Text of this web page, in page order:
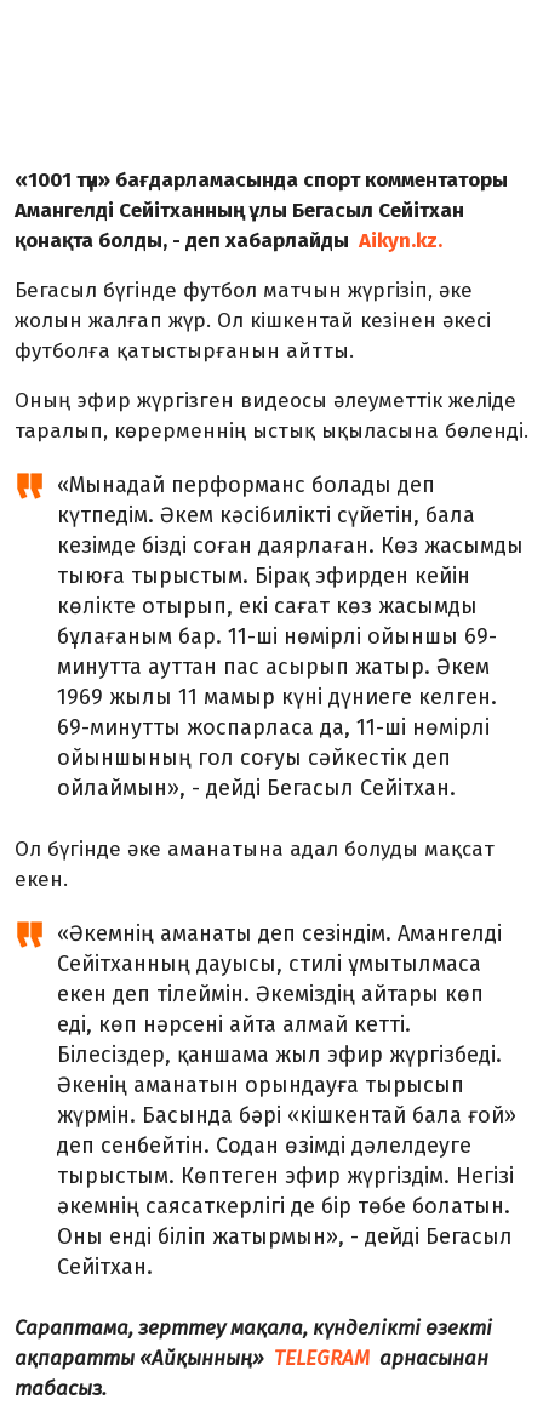
«1001 түн» бағдарламасында спорт комментаторы
Амангелді Сейітханның ұлы Бегасыл Сейітхан
қонақта болды, - деп хабарлайды Aikyn.kz.
Бегасыл бүгінде футбол матчын жүргізіп, әке
жолын жалғап жүр. Ол кішкентай кезінен әкесі
футболға қатыстырғанын айтты.
Оның эфир жүргізген видеосы әлеуметтік желіде
таралып, көрерменнің ыстық ықыласына бөленді.
«Мынадай перформанс болады деп
күтпедім. Әкем кәсібилікті сүйетін, бала
кезімде бізді соған даярлаған. Көз жасымды
тыюға тырыстым. Бірақ эфирден кейін
көлікте отырып, екі сағат көз жасымды
бұлағаным бар. 11-ші нөмірлі ойыншы 69-
минутта ауттан пас асырып жатыр. Әкем
1969 жылы 11 мамыр күні дүниеге келген.
69-минутты жоспарласа да, 11-ші нөмірлі
ойыншының гол соғуы сәйкестік деп
ойлаймын», - дейді Бегасыл Сейітхан.
Ол бүгінде әке аманатына адал болуды мақсат
екен.
«Әкемнің аманаты деп сезіндім. Амангелді
Сейітханның дауысы, стилі ұмытылмаса
екен деп тілеймін. Әкеміздің айтары көп
еді, көп нәрсені айта алмай кетті.
Білесіздер, қаншама жыл эфир жүргізбеді.
Әкенің аманатын орындауға тырысып
жүрмін. Басында бәрі «кішкентай бала ғой»
деп сенбейтін. Содан өзімді дәлелдеуге
тырыстым. Көптеген эфир жүргіздім. Негізі
әкемнің саясаткерлігі де бір төбе болатын.
Оны енді біліп жатырмын», - дейді Бегасыл
Сейітхан.
Сараптама, зерттеу мақала, күнделікті өзекті
ақпаратты «Айқынның» TELEGRAM арнасынан
табасыз.